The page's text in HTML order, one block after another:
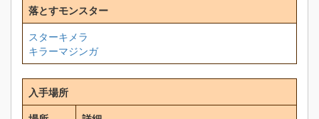
落とすモンスター
スターキメラ
キラーマジンガ
入手場所